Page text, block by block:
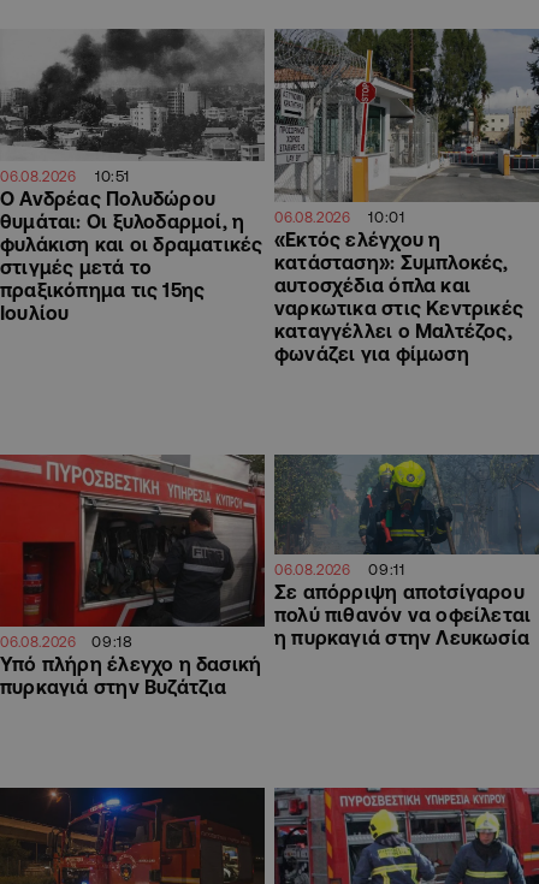
06.08.2026 10:51
Ο Ανδρέας Πολυδώρου
θυμάται: Οι ξυλοδαρμοί, η
φυλάκιση και οι δραματικές
στιγμές μετά το
πραξικόπημα τις 15ης
Ιουλίου
06.08.2026 10:01
«Εκτός ελέγχου η
κατάσταση»: Συμπλοκές,
αυτοσχέδια όπλα και
ναρκωτικα στις Κεντρικές
καταγγέλλει ο Μαλτέζος,
φωνάζει για φίμωση
06.08.2026 09:18
Υπό πλήρη έλεγχο η δασική
πυρκαγιά στην Βυζάτζια
06.08.2026 09:11
Σε απόρριψη απotσίγαρου
πολύ πιθανόν να οφείλεται
η πυρκαγιά στην Λευκωσία